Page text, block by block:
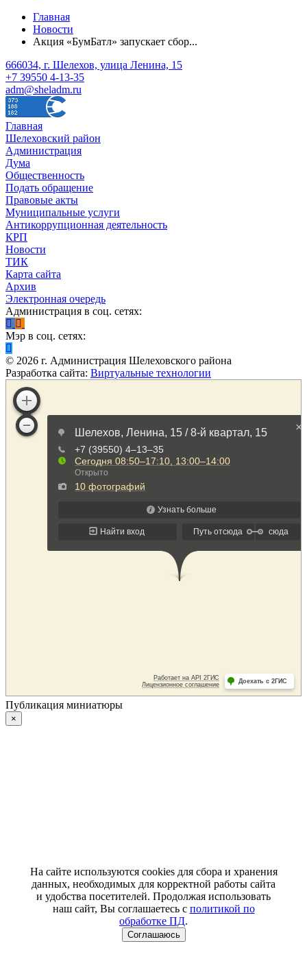
Главная
Новости
Акция «БумБатл» запускает сбор...
666034, г. Шелехов, улица Ленина, 15
+7 39550 4-13-35
adm@sheladm.ru
Главная
Шелеховский район
Администрация
Дума
Общественность
Подать обращение
Правовые акты
Муниципальные услуги
Антикоррупционная деятельность
КРП
Новости
ТИК
Карта сайта
Архив
Электронная очередь
Администрация в соц. сетях:
Мэр в соц. сетях:
© 2026 г. Администрация Шелеховского района
Разработка сайта: Виртуальные технологии
Публикация миниатюры
×
На сайте используются cookies для сбора и хранения
данных, необходимых для корректной работы сайта
и удобства посетителей. Продолжая использовать
наш сайт, Вы соглашаетесь с политикой по
обработке ПД.
Соглашаюсь